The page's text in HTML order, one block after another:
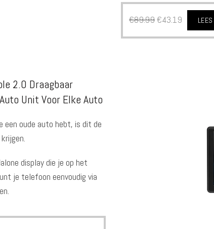
€89.99€43.19
2.0 Draagbaar
Unit Voor Elke Auto
een oude auto hebt, is dit de
display die je op het
je telefoon eenvoudig via